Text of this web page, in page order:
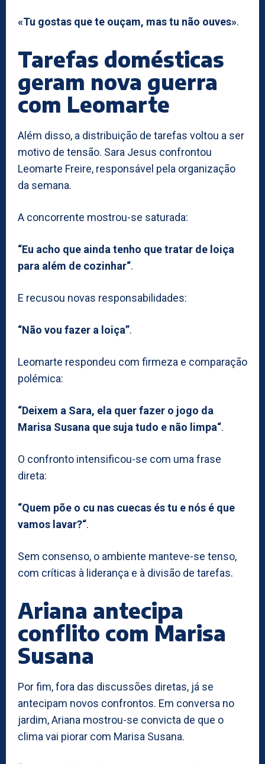
«Tu gostas que te ouçam, mas tu não ouves».
Tarefas domésticas
geram nova guerra
com Leomarte
Além disso, a distribuição de tarefas voltou a ser
motivo de tensão. Sara Jesus confrontou
Leomarte Freire, responsável pela organização
da semana.
A concorrente mostrou-se saturada:
“Eu acho que ainda tenho que tratar de loiça
para além de cozinhar“.
E recusou novas responsabilidades:
“Não vou fazer a loiça”.
Leomarte respondeu com firmeza e comparação
polémica:
“Deixem a Sara, ela quer fazer o jogo da
Marisa Susana que suja tudo e não limpa“.
O confronto intensificou-se com uma frase
direta:
“Quem põe o cu nas cuecas és tu e nós é que
vamos lavar?“.
Sem consenso, o ambiente manteve-se tenso,
com críticas à liderança e à divisão de tarefas.
Ariana antecipa
conflito com Marisa
Susana
Por fim, fora das discussões diretas, já se
antecipam novos confrontos. Em conversa no
jardim, Ariana mostrou-se convicta de que o
clima vai piorar com Marisa Susana.